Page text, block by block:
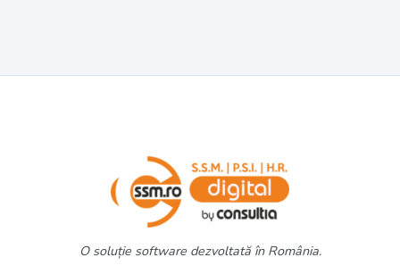
O soluție software dezvoltată în România.